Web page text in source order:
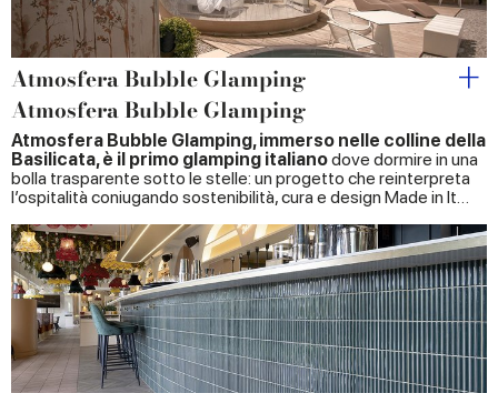
Atmosfera Bubble Glamping
Atmosfera Bubble Glamping
Atmosfera Bubble Glamping, immerso nelle colline della
Basilicata, è il primo glamping italianodove dormire in una
bolla trasparente sotto le stelle: un progetto che reinterpreta
l’ospitalità coniugando sostenibilità, cura e design Made in It…